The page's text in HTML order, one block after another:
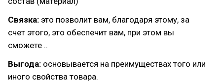
Связка: это позволит вам, благодаря этому, за
счет этого, это обеспечит вам, при этом вы
сможете ..
Выгода: основывается на преимуществах того или
иного свойства товара.